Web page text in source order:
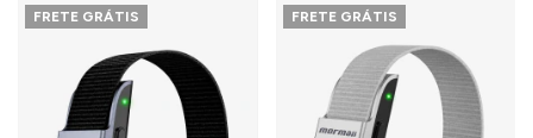
1/5
FRETE GRÁTIS 1/5
FRETE GRÁTIS